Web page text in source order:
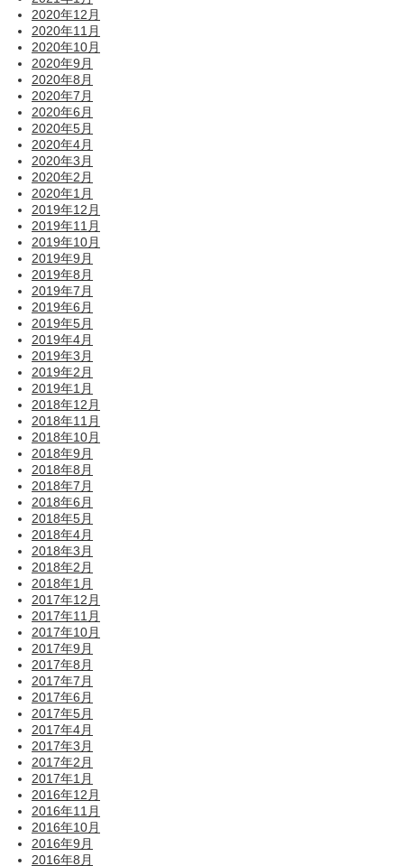
2020年12月
2020年11月
2020年10月
2020年9月
2020年8月
2020年7月
2020年6月
2020年5月
2020年4月
2020年3月
2020年2月
2020年1月
2019年12月
2019年11月
2019年10月
2019年9月
2019年8月
2019年7月
2019年6月
2019年5月
2019年4月
2019年3月
2019年2月
2019年1月
2018年12月
2018年11月
2018年10月
2018年9月
2018年8月
2018年7月
2018年6月
2018年5月
2018年4月
2018年3月
2018年2月
2018年1月
2017年12月
2017年11月
2017年10月
2017年9月
2017年8月
2017年7月
2017年6月
2017年5月
2017年4月
2017年3月
2017年2月
2017年1月
2016年12月
2016年11月
2016年10月
2016年9月
2016年8月